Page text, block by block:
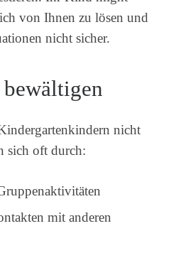
von Ihnen zu lösen und
nicht sicher.
nicht
sich oft durch:
mit anderen